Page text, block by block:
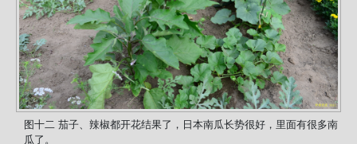
图十二 茄子、辣椒都开花结果了，日本南瓜长势很好，里面有很多南
瓜了。